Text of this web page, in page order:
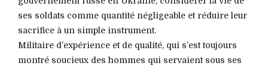
ses soldats comme quantité négligeable et réduire leur
sacrifice à un simple instrument.
Militaire d’expérience et de qualité, qui s’est toujours
montré soucieux des hommes qui servaient sous ses